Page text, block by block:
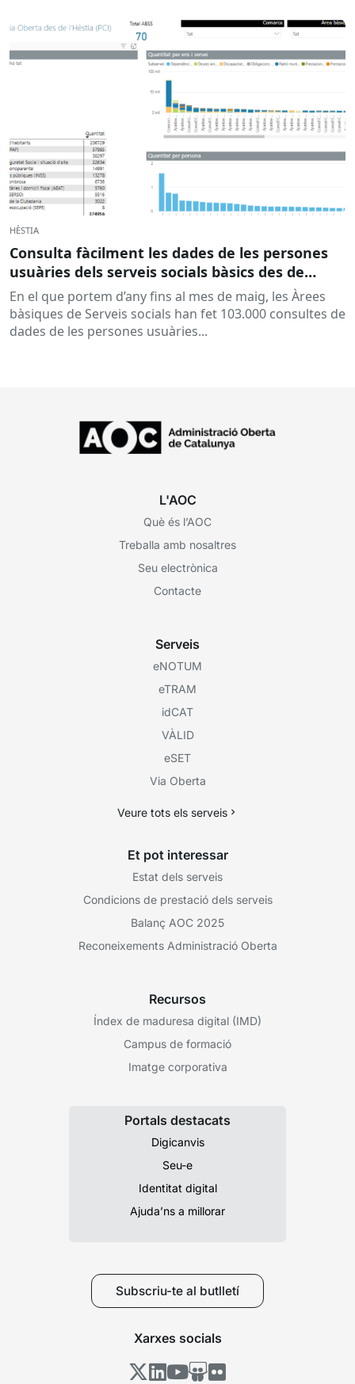
HÈSTIA
Consulta fàcilment les dades de les persones
usuàries dels serveis socials bàsics des de
l’Hèstia
En el que portem d’any fins al mes de maig, les Àrees
bàsiques de Serveis socials han fet 103.000 consultes de
dades de les persones usuàries...
L'AOC
Què és l’AOC
Treballa amb nosaltres
Seu electrònica
Contacte
Serveis
eNOTUM
eTRAM
idCAT
VÀLID
eSET
Via Oberta
Veure tots els serveis
Et pot interessar
Estat dels serveis
Condicions de prestació dels serveis
Balanç AOC 2025
Reconeixements Administració Oberta
Recursos
Índex de maduresa digital (IMD)
Campus de formació
Imatge corporativa
Portals destacats
Digicanvis
Seu-e
Identitat digital
Ajuda’ns a millorar
Subscriu-te al butlletí
Xarxes socials